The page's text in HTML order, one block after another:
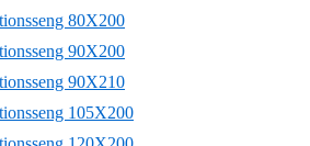
80X200
90X200
90X210
105X200